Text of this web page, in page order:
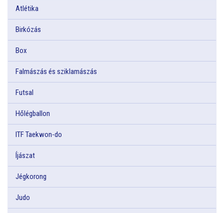
Atlétika
Birkózás
Box
Falmászás és sziklamászás
Futsal
Hőlégballon
ITF Taekwon-do
Íjászat
Jégkorong
Judo